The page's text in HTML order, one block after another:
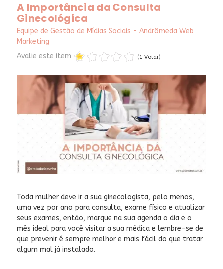
A Importância da Consulta
Ginecológica
Equipe de Gestão de Mídias Sociais - Andrômeda Web
Marketing
Avalie este item
(1 Votar)
Toda mulher deve ir a sua ginecologista, pelo menos,
uma vez por ano para consulta, exame físico e atualizar
seus exames, então, marque na sua agenda o dia e o
mês ideal para você visitar a sua médica e lembre-se de
que prevenir é sempre melhor e mais fácil do que tratar
algum mal já instalado.